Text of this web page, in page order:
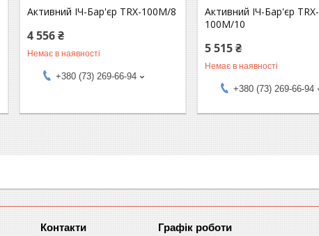
Активний ІЧ-Бар'єр TRX-100M/8
4 556 ₴
Немає в наявності
+380 (73) 269-66-94
Активний ІЧ-Бар'єр TRX-
100M/10
5 515 ₴
Немає в наявності
+380 (73) 269-66-94
Графік роботи